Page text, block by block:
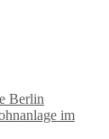
Berlin
im